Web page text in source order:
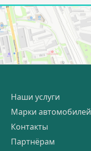
Наши услуги
Марки автомобилей
Контакты
Партнёрам